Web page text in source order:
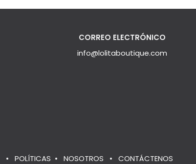
CORREO ELECTRÓNICO
info@lolitaboutique.com
• POLÍTICAS • NOSOTROS • CONTÁCTENOS